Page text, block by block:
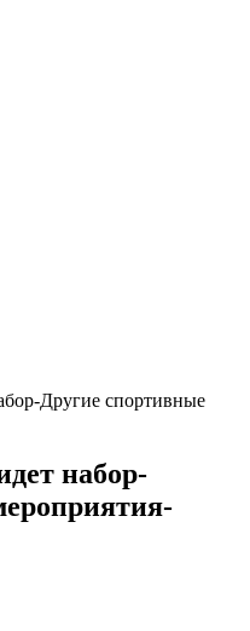
Другие спортивные
набор-